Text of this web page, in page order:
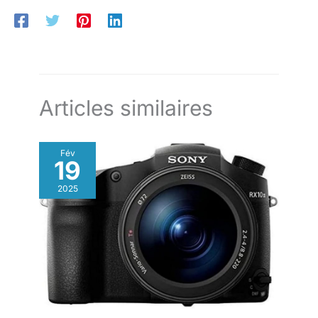
suscitent l'intérêt des jeunes et
leur font découvrir un nouveau
d'un an】Vous êtes toujours à la
recherche d'un cadeau de Noël
ou d'anniversaire ? Vous allez
adorer cet appareil photo
numérique. Son emballage
cadeau est idéal pour permettre
à votre famille et à vos amis
d'immortaliser leurs souvenirs.
Notre équipe professionnelle
vous offre une garantie d'un an.
Si vous avez des questions sur
le produit, n'hésitez pas à
contacter notre service clientèle
à tout moment.
de webcam haute performance. Connectez-le à votre
Articles similaires
Fév
19
2025